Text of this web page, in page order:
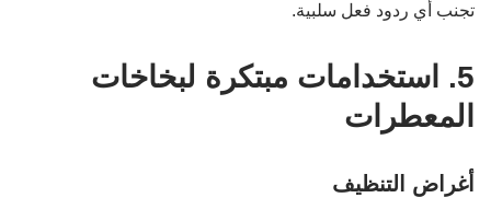
تجنب أي ردود فعل سلبية.
5. استخدامات مبتكرة لبخاخات
المعطرات
أغراض التنظيف